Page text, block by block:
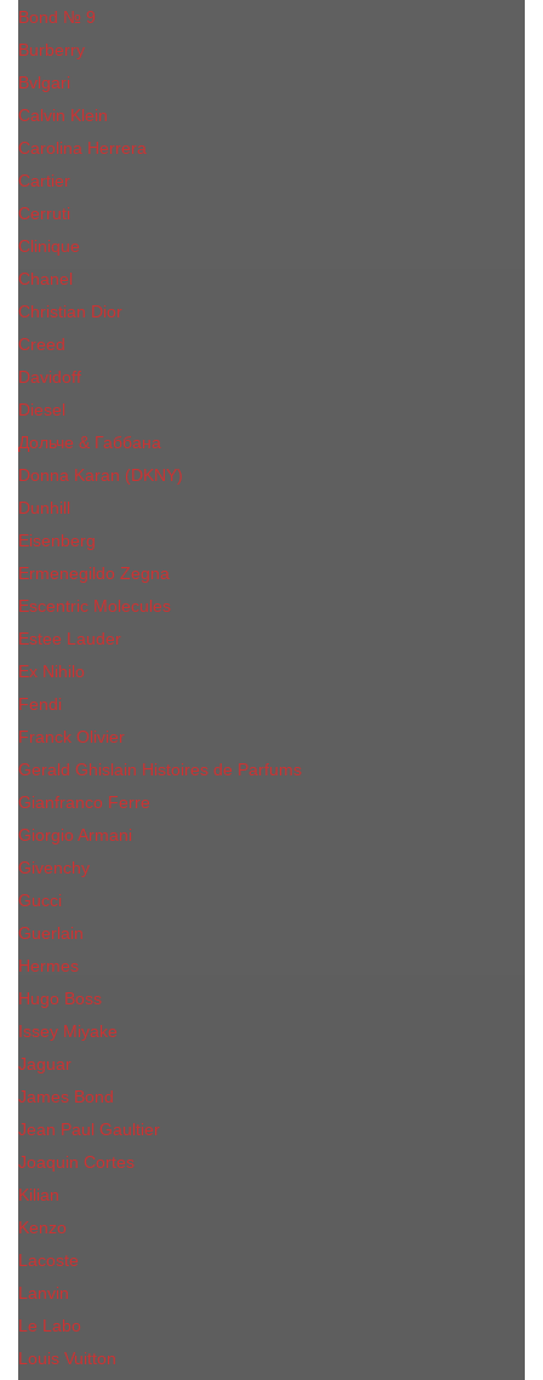
Bond № 9
Burberry
Bvlgari
Calvin Klein
Carolina Herrera
Cartier
Cerruti
Сliniquе
Chanel
Christian Dior
Creed
Davidoff
Diesel
Дольче & Габбана
Donna Karan (DKNY)
Dunhill
Eisenberg
Ermenegildo Zegna
Escentric Molecules
Еsteе Lаudеr
Ex Nihilo
Fendi
Franck Olivier
Gerald Ghislain Histoires de Parfums
Gianfranco Ferre
Giorgio Armani
Givenchy
Gucci
Guerlain
Hermes
Hugo Boss
Issey Miyake
Jaguar
James Bond
Jean Paul Gaultier
Joaquin Сortes
Kilian
Kenzo
Lacoste
Lanvin
Le Labo
Louis Vuitton